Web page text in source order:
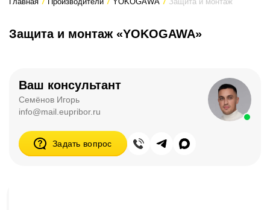
Защита и монтаж «YOKOGAWA»
Ваш консультант
Семёнов Игорь
info@mail.eupribor.ru
Задать вопрос